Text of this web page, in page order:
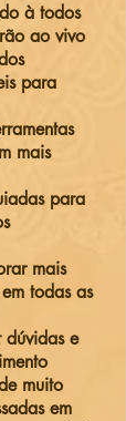
à todos
ao vivo
para
mais
para
mais
todas as
e
muito
em